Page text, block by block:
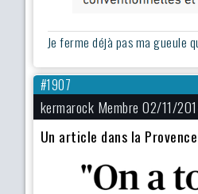
Je ferme déjà pas ma gueule
#1907
kermarock Membre 02/11/
Un article dans la